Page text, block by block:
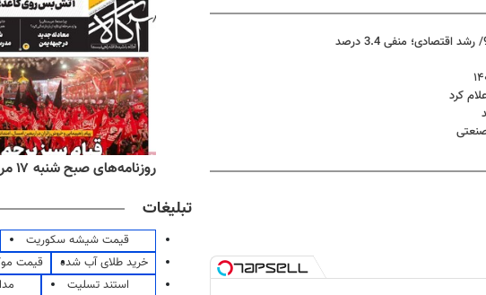
روزنامه‌های ورزشی شنبه ۱۷ مرداد ۱۴۰۵ روزنامه‌های صبح شنبه ۱۷ مرداد ۱۴۰۵
تبلیغات
قیمت شیشه سکوریت
خرید طلای آب شده
قیمت
استند تسلیت